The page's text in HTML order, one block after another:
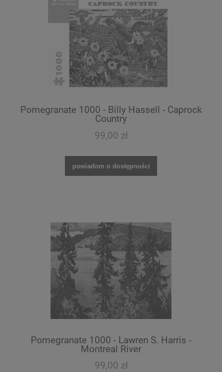
Pomegranate 1000 - Billy Hassell - Caprock
Country
99,00 zł
powiadom o dostępności
Pomegranate 1000 - Lawren S. Harris -
Montreal River
99,00 zł